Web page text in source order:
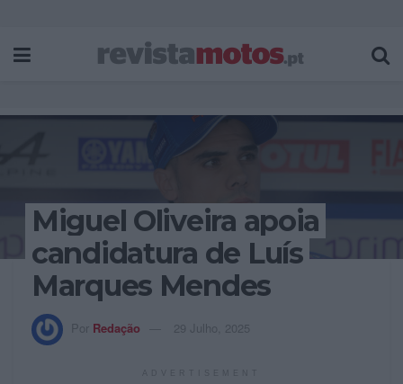
Miguel Oliveira apoia
candidatura de Luís
Marques Mendes
Por Redação 29 Julho, 2025